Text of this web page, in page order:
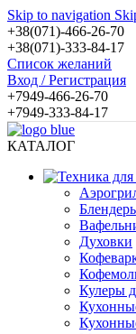
Skip to navigation
+38(071)-466-26-70
+38(071)-333-84-17
Список желаний
Вход / Регистрация
+7949-466-26-70
+7949-333-84-17
КАТАЛОГ
Духовки
Кулеры